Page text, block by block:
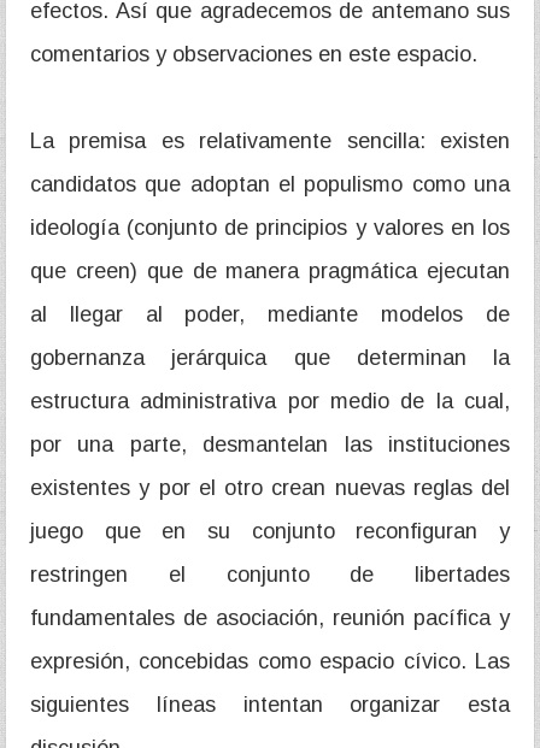
efectos. Así que agradecemos de antemano sus
comentarios y observaciones en este espacio.
La premisa es relativamente sencilla: existen
candidatos que adoptan el populismo como una
ideología (conjunto de principios y valores en los
que creen) que de manera pragmática ejecutan
al llegar al poder, mediante modelos de
gobernanza jerárquica que determinan la
estructura administrativa por medio de la cual,
por una parte, desmantelan las instituciones
existentes y por el otro crean nuevas reglas del
juego que en su conjunto reconfiguran y
restringen el conjunto de libertades
fundamentales de asociación, reunión pacífica y
expresión, concebidas como espacio cívico. Las
siguientes líneas intentan organizar esta